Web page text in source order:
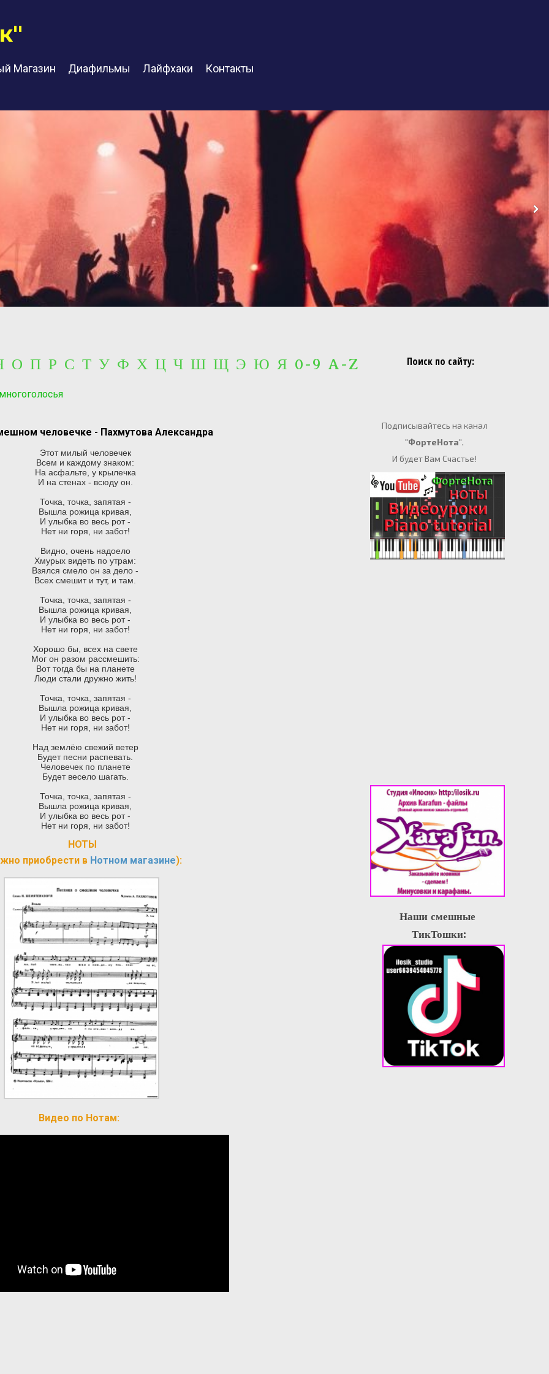
Магазин Диафильмы Лайфхаки Контакты
Поиск по сайту:
Подписывайтесь на канал
"ФортеНота".
И будет Вам Счастье!
Наши смешные
ТикТошки:
О П Р С Т У Ф Х Ц Ч Ш Щ Э Ю Я 0-9 A-Z
человечке - Пахмутова Александра
Этот милый человечек
Всем и каждому знаком:
На асфальте, у крылечка
И на стенах - всюду он.
Точка, точка, запятая -
Вышла рожица кривая,
И улыбка во весь рот -
Нет ни горя, ни забот!
Видно, очень надоело
Хмурых видеть по утрам:
Взялся смело он за дело -
Всех смешит и тут, и там.
Точка, точка, запятая -
Вышла рожица кривая,
И улыбка во весь рот -
Нет ни горя, ни забот!
Хорошо бы, всех на свете
Мог он разом рассмешить:
Вот тогда бы на планете
Люди стали дружно жить!
Точка, точка, запятая -
Вышла рожица кривая,
И улыбка во весь рот -
Нет ни горя, ни забот!
Над землёю свежий ветер
Будет песни распевать.
Человечек по планете
Будет весело шагать.
Точка, точка, запятая -
Вышла рожица кривая,
И улыбка во весь рот -
Нет ни горя, ни забот!
НОТЫ
приобрести в Нотном магазине):
Видео по Нотам: